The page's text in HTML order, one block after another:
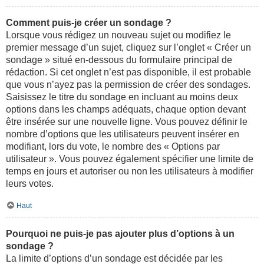
Comment puis-je créer un sondage ?
Lorsque vous rédigez un nouveau sujet ou modifiez le
premier message d’un sujet, cliquez sur l’onglet « Créer un
sondage » situé en-dessous du formulaire principal de
rédaction. Si cet onglet n’est pas disponible, il est probable
que vous n’ayez pas la permission de créer des sondages.
Saisissez le titre du sondage en incluant au moins deux
options dans les champs adéquats, chaque option devant
être insérée sur une nouvelle ligne. Vous pouvez définir le
nombre d’options que les utilisateurs peuvent insérer en
modifiant, lors du vote, le nombre des « Options par
utilisateur ». Vous pouvez également spécifier une limite de
temps en jours et autoriser ou non les utilisateurs à modifier
leurs votes.
Haut
Pourquoi ne puis-je pas ajouter plus d’options à un
sondage ?
La limite d’options d’un sondage est décidée par les